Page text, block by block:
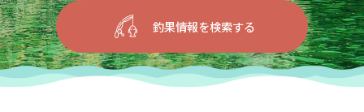
釣果情報を検索する